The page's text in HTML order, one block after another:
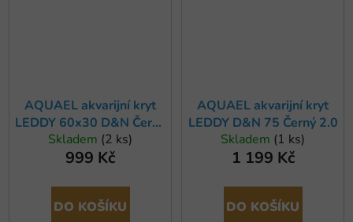
AQUAEL akvarijní kryt
LEDDY 60x30 D&N Černý
2.0
Skladem (2 ks)
999 Kč
DO KOŠÍKU
AQUAEL akvarijní kryt
LEDDY D&N 75 Černý 2.0
Skladem (1 ks)
1 199 Kč
DO KOŠÍKU